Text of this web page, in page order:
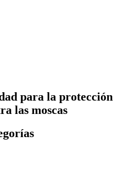
para la protección
las moscas